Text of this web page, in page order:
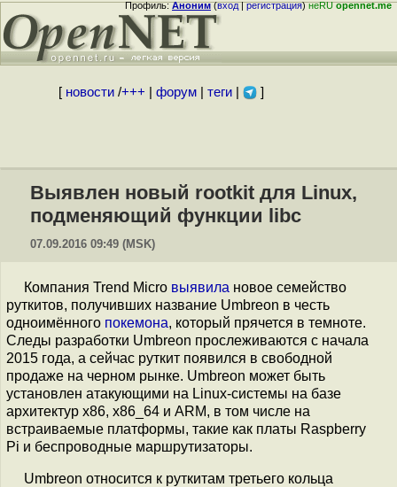
Профиль:Аноним(вход|регистрация)неRUopennet.me
[ новости/+++ форум| теги| ]
Выявлен новый rootkit для Linux,
подменяющий функции libc
07.09.2016 09:49 (MSK)
Компания Trend Micro выявила новое семейство
руткитов, получивших название Umbreon в честь
одноимённого покемона, который прячется в темноте.
Следы разработки Umbreon прослеживаются с начала
2015 года, а сейчас руткит появился в свободной
продаже на черном рынке. Umbreon может быть
установлен атакующими на Linux-системы на базе
архитектур x86, x86_64 и ARM, в том числе на
встраиваемые платформы, такие как платы Raspberry
Pi и беспроводные маршрутизаторы.
Umbreon относится к руткитам третьего кольца